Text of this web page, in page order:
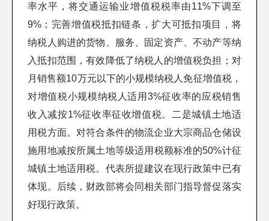
率水平，将交通运输业增值税税率由11%下调至
9%；完善增值税抵扣链条，扩大可抵扣项目，将
纳税人购进的货物、服务、固定资产、不动产等纳
入抵扣范围，有效降低了纳税人的增值税负担；对
月销售额10万元以下的小规模纳税人免征增值税，
对增值税小规模纳税人适用3%征收率的应税销售
收入减按1%征收率征收增值税。二是城镇土地适
用税方面。对符合条件的物流企业大宗商品仓储设
施用地减按所属土地等级适用税额标准的50%计征
城镇土地适用税。代表所提建议在现行政策中已有
体现。后续，财政部将会同相关部门指导督促落实
好现行政策。